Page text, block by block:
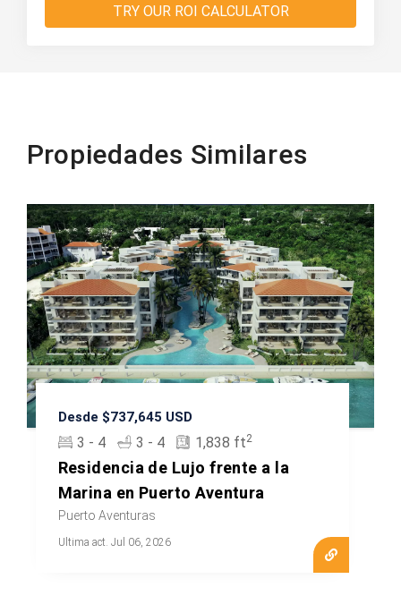
TRY OUR ROI CALCULATOR
Propiedades Similares
Beachfront
Desde $737,645 USD
3 - 4 3 - 4 1,838 ft2
Residencia de Lujo frente a la
Marina en Puerto Aventura
Puerto Aventuras
Ultima act. Jul 06, 2026